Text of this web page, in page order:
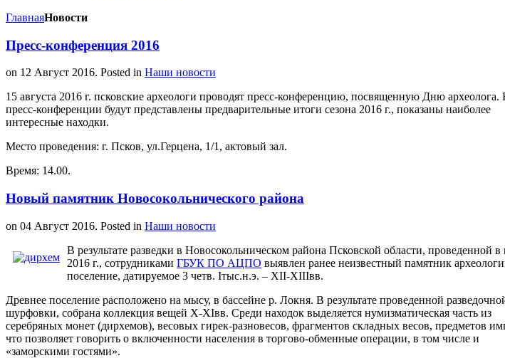
ГлавнаяНовости
Пресс-конференция 2016
on 12 Август 2016. Posted in Наши новости
15 августа 2016 г. псковские археологи проводят пресс-конференцию, посвященную Дню археолога.
пресс-конференции будут представлены предварительные итоги сезона 2016 г., показаны наиболее
интересные находки.
Место проведения: г. Псков, ул.Герцена, 1/1, актовый зал.
Время: 14.00.
Новый памятник Новосокольнического района
on 04 Август 2016. Posted in Наши новости
В результате разведки в Новосокольническом района Псковской области, проведенной
2016 г., сотрудниками ГБУК ПО АЦПО выявлен ранее неизвестный памятник
поселение, датируемое 3 четв. Iтыс.н.э. – XII-XIIIвв.
Древнее поселение расположено на мысу, в бассейне р. Локня. В результате проведенной
шурфовки, собрана коллекция вещей X-XIвв. Среди находок выделяется нумизматическая часть из
серебряных монет (дирхемов), весовых гирек-разновесов, фрагментов складных весов, предметов
что позволяет говорить о включенности населения в торгово-обменные операции, в том числе и
«заморскими гостями».